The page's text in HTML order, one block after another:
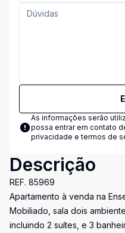
As informações serão
possa entrar em contato
privacidade e termos de
Descrição
REF. 85969
Apartamento à venda na
Mobiliado, sala dois
incluindo 2 suítes, e 3